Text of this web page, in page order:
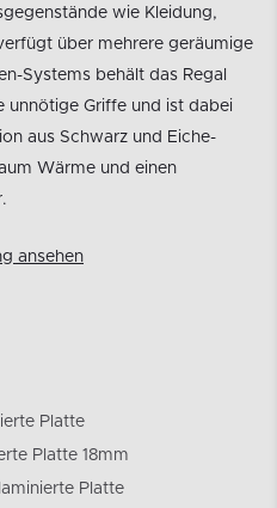
wie Kleidung,
über mehrere geräumige
Systems behält das Regal
unnötige Griffe und ist dabei
aus Schwarz und Eiche-
Wärme und einen
ansehen
Platte
Platte 18mm
Platte